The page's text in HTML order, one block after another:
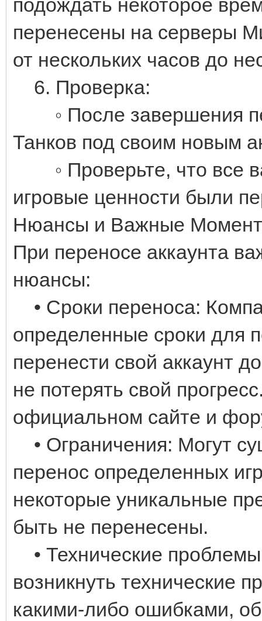
подождать некоторое
перенесены на серверы
от нескольких часов до
6. Проверка:
◦ После завершения
Танков под своим новым
◦ Проверьте, что все
игровые ценности были
Нюансы и Важные
При переносе аккаунта
нюансы:
• Сроки переноса:
определенные сроки для
перенести свой аккаунт
не потерять свой
официальном сайте и
• Ограничения: Могут
перенос определенных
некоторые уникальные
быть не перенесены.
• Технические
возникнуть технические
какими-либо ошибками,